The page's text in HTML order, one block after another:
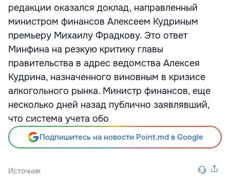
редакции оказался доклад, направленный
министром финансов Алексеем Кудриным
премьеру Михаилу Фрадкову. Это ответ
Минфина на резкую критику главы
правительства в адрес ведомства Алексея
Кудрина, назначенного виновным в кризисе
алкогольного рынка. Министр финансов, еще
несколько дней назад публично заявлявший,
что система учета обо
Подпишитесь на новости Point.md в Google
Источник